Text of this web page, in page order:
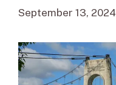
September 13, 2024